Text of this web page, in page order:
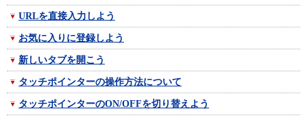
URLを直接入力しよう
お気に入りに登録しよう
新しいタブを開こう
タッチポインターの操作方法について
タッチポインターのON/OFFを切り替えよう